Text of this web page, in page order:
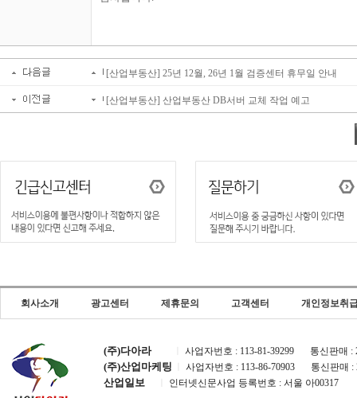
[산업부동산] 25년 12월, 26년 1월 검증센터 휴무일 안내
[산업부동산] 산업부동산 DB서버 교체 작업 예고
회사소개 광고센터 제휴문의 고객센터 개인정보취
(주)다아라 사업자번호 : 113-81-39299 통신판매 :
(주)산업마케팅 사업자번호 : 113-86-70903 통신판매 :
산업일보 인터넷신문사업 등록번호 : 서울 아00317